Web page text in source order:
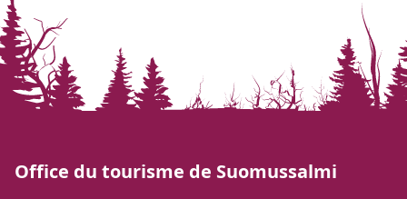
Office du tourisme de Suomussalmi